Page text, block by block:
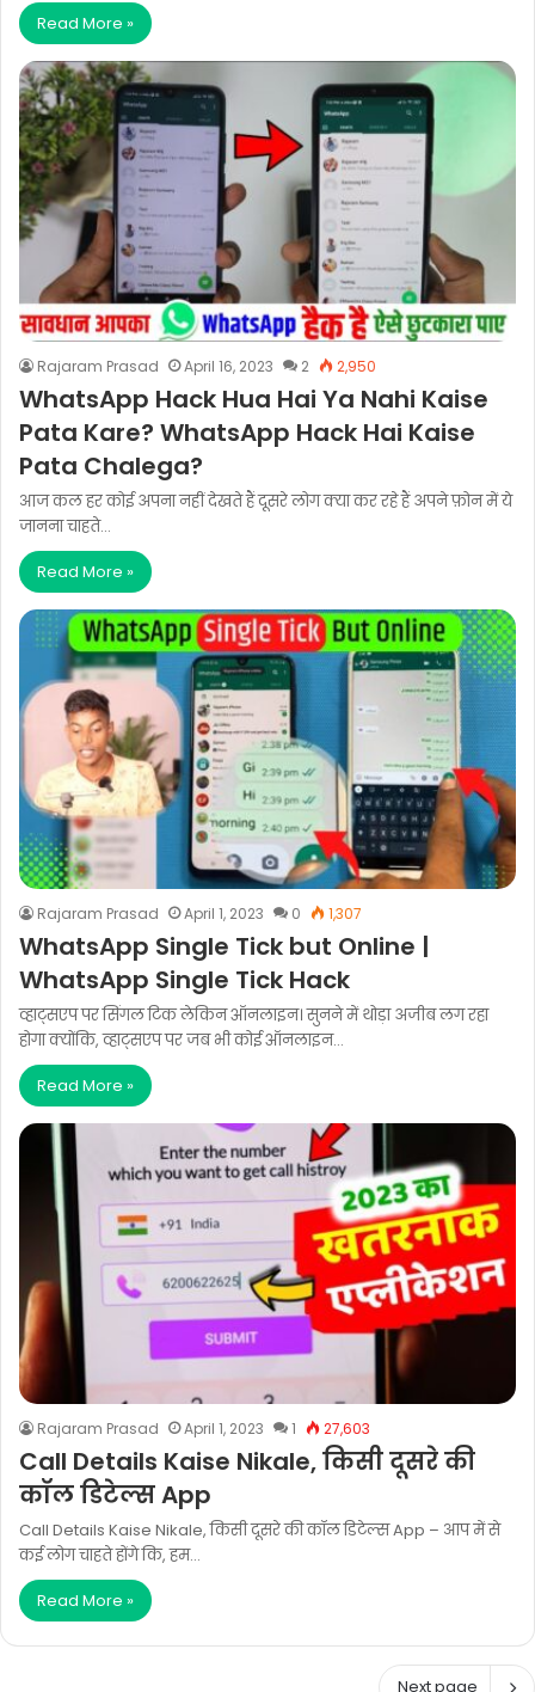
Read More »
Rajaram Prasad April 16, 2023 2 2,950
WhatsApp Hack Hua Hai Ya Nahi Kaise
Pata Kare? WhatsApp Hack Hai Kaise
Pata Chalega?
आज कल हर कोई अपना नहीं देखते हैं दूसरे लोग क्या कर रहे हैं अपने फ़ोन में ये
जानना चाहते…
Read More »
Rajaram Prasad April 1, 2023 0 1,307
WhatsApp Single Tick but Online |
WhatsApp Single Tick Hack
व्हाट्सएप पर सिंगल टिक लेकिन ऑनलाइन। सुनने में थोड़ा अजीब लग रहा
होगा क्योंकि, व्हाट्सएप पर जब भी कोई ऑनलाइन…
Read More »
Rajaram Prasad April 1, 2023 1 27,603
Call Details Kaise Nikale, किसी दूसरे की
कॉल डिटेल्स App
Call Details Kaise Nikale, किसी दूसरे की कॉल डिटेल्स App – आप में से
कई लोग चाहते होंगे कि, हम…
Read More »
Next page